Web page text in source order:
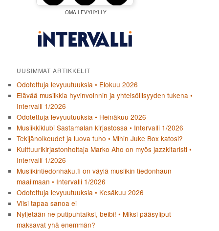
OMA LEVYHYLLY
UUSIMMAT ARTIKKELIT
Odotettuja levyuutuuksia • Elokuu 2026
Elävää musiikkia hyvinvoinnin ja yhteisöllisyyden tukena •
Intervalli 1/2026
Odotettuja levyuutuuksia • Heinäkuu 2026
Musiikkiklubi Sastamalan kirjastossa • Intervalli 1/2026
Tekijänoikeudet ja luova tuho • Mihin Juke Box katosi?
Kulttuurikirjastonhoitaja Marko Aho on myös jazzkitaristi •
Intervalli 1/2026
Musiikintiedonhaku.fi on väylä musiikin tiedonhaun
maailmaan • Intervalli 1/2026
Odotettuja levyuutuuksia • Kesäkuu 2026
Viisi tapaa sanoa ei
Nyljetään ne putipuhtaiksi, beibi! • Miksi pääsyliput
maksavat yhä enemmän?